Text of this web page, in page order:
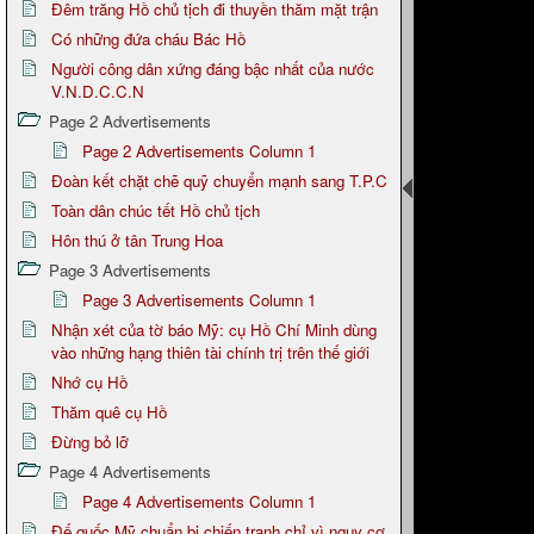
Đêm trăng Hồ chủ tịch đi thuyền thăm mặt trận
Có những đứa cháu Bác Hồ
Người công dân xứng đáng bậc nhất của nước
V.N.D.C.C.N
Page 2 Advertisements
Page 2 Advertisements Column 1
Đoàn kết chặt chẽ quỹ chuyển mạnh sang T.P.C
Toàn dân chúc tết Hồ chủ tịch
Hôn thú ở tân Trung Hoa
Page 3 Advertisements
Page 3 Advertisements Column 1
Nhận xét của tờ báo Mỹ: cụ Hồ Chí Minh dùng
vào những hạng thiên tài chính trị trên thế giới
Nhớ cụ Hồ
Thăm quê cụ Hồ
Đừng bỏ lỡ
Page 4 Advertisements
Page 4 Advertisements Column 1